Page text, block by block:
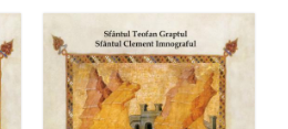
Adaugă în coș Wishlist